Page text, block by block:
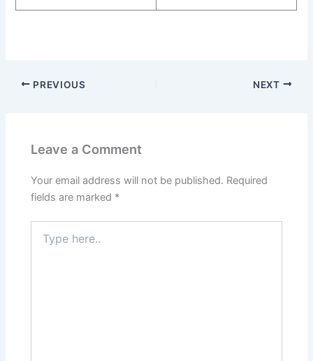
PREVIOUS NEXT
Leave a Comment
Your email address will not be published. Required
fields are marked *
here..